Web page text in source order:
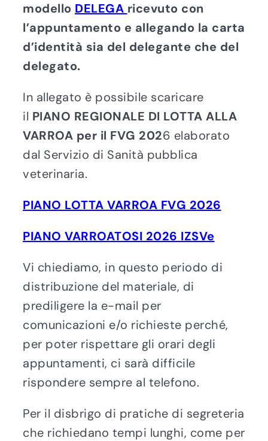
modello DELEGA ricevuto con
l’appuntamento e allegando la carta
d’identità sia del delegante che del
delegato.
In allegato è possibile scaricare
il PIANO REGIONALE DI LOTTA ALLA
VARROA per il FVG 2026 elaborato
dal Servizio di Sanità pubblica
veterinaria.
PIANO LOTTA VARROA FVG 2026
PIANO VARROATOSI 2026 IZSVe
Vi chiediamo, in questo periodo di
distribuzione del materiale, di
prediligere la e-mail per
comunicazioni e/o richieste perché,
per poter rispettare gli orari degli
appuntamenti, ci sarà difficile
rispondere sempre al telefono.
Per il disbrigo di pratiche di segreteria
che richiedano tempi lunghi, come per